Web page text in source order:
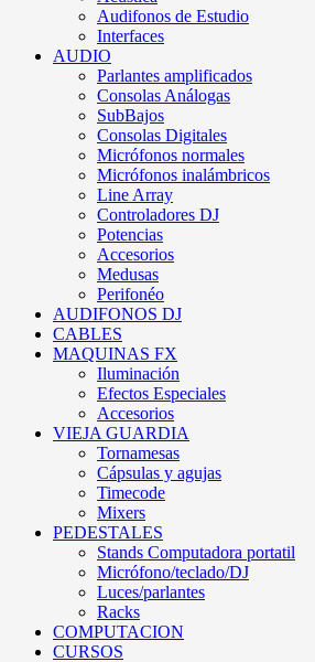
Audifonos de Estudio
Interfaces
AUDIO
Parlantes amplificados
Consolas Análogas
SubBajos
Consolas Digitales
Micrófonos normales
Micrófonos inalámbricos
Line Array
Controladores DJ
Potencias
Accesorios
Medusas
Perifonéo
AUDIFONOS DJ
CABLES
MAQUINAS FX
Iluminación
Efectos Especiales
Accesorios
VIEJA GUARDIA
Tornamesas
Cápsulas y agujas
Timecode
Mixers
PEDESTALES
Stands Computadora portatil
Micrófono/teclado/DJ
Luces/parlantes
Racks
COMPUTACION
CURSOS